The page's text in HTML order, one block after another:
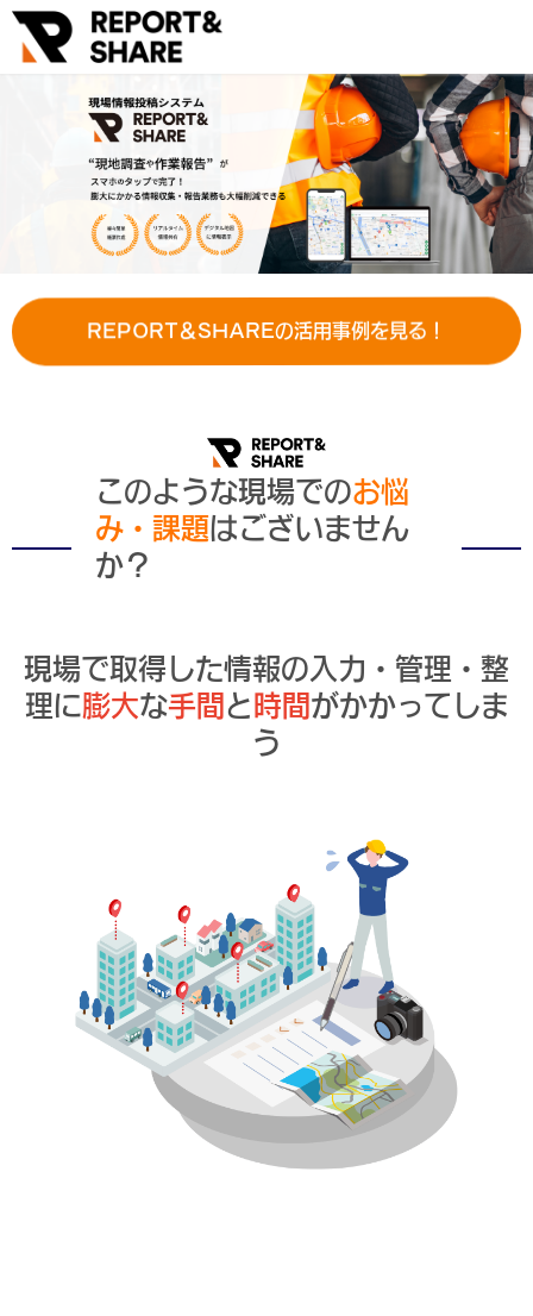
REPORT＆SHAREの活用事例を見る！
このような現場でのお悩
み・課題はございません
か？
現場で取得した情報の入力・管理・整
理に膨大な手間 と 時間がかかってしま
う